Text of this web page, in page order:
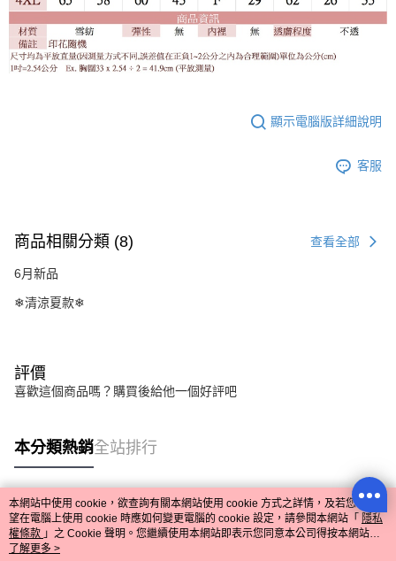
顯示電腦版詳細說明
客服
商品相關分類 (8) 查看全部
6月新品
❄清涼夏款❄
評價
喜歡這個商品嗎？購買後給他一個好評吧
本分類熱銷全站排行
熱門標籤
本網站中使用 cookie，欲查詢有關本網站使用 cookie 方式之詳情，及若您不希
望在電腦上使用 cookie 時應如何變更電腦的 cookie 設定，請參閱本網站「 隱私
權條款 」之 Cookie 聲明。您繼續使用本網站即表示您同意本公司得按本網站使
用條款之 Cookie 聲明使用 cookie。
了解更多 >